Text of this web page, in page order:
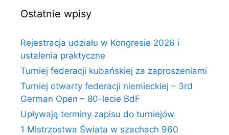
Ostatnie wpisy
Rejestracja udziału w Kongresie 2026 i
ustalenia praktyczne
Turniej federacji kubańskiej za zaproszeniami
Turniej otwarty federacji niemieckiej – 3rd
German Open – 80-lecie BdF
Upływają terminy zapisu do turniejów
1 Mistrzostwa Świata w szachach 960